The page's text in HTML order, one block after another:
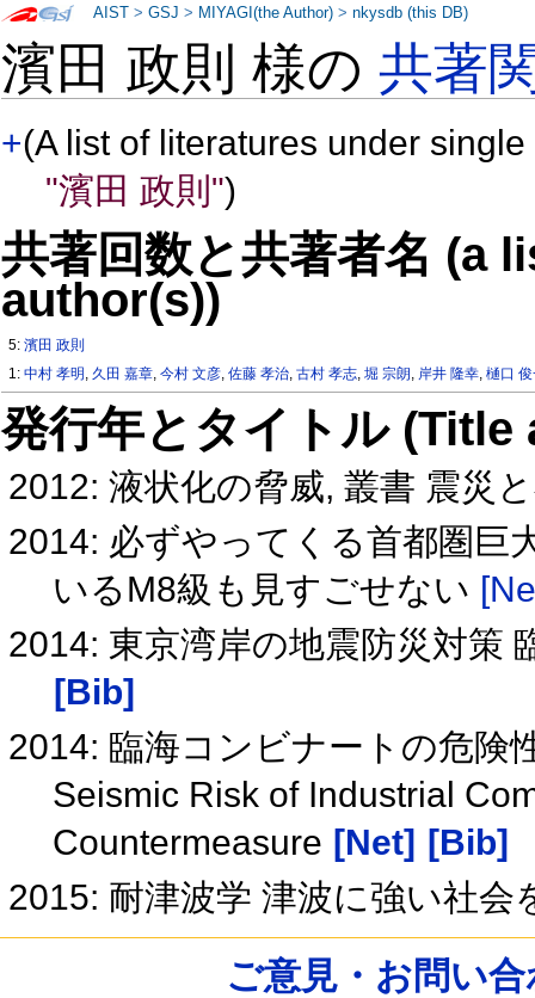
濱田 政則 様の共著
+(A list of literatures under
"濱田 政則")
共著回数と共著者名 (a
author(s))
5:濱田 政則
1:中村 孝明 , 久田 嘉章,今村 文彦,佐藤 孝治,古村 孝志,堀 宗朗, 岸井 隆幸,樋口
発行年とタイトル
2012: 液状化の脅威, 叢書 震災
2014: 必ずやってくる首都圏巨
いるM8級も見すごせない
2014: 東京湾岸の地震防災対策
[Bib]
2014: 臨海コンビナートの危険
Seismic Risk of Industrial
Countermeasure [Net]
[Bib]
2015: 耐津波学 津波に強い社会
AIST >GSJ > MIYAGI(the Author) >nkysdb (this DB)
ご意見・お問い